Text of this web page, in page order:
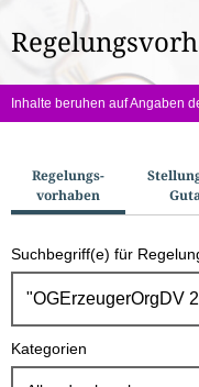
hier:
Inhalte beruhen auf Angaben
u
c
h
o
Regelungs­
vorhaben
Suchbegriff(e) für
Kategorien